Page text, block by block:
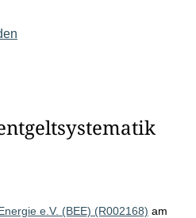
e.V. (BEE) (R002168) am